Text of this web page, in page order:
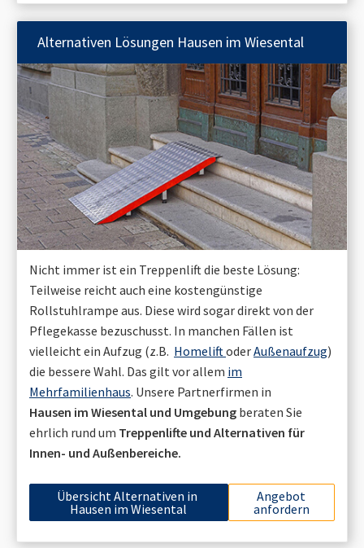
Alternativen Lösungen Hausen im Wiesental
Nicht immer ist ein Treppenlift die beste Lösung:
Teilweise reicht auch eine kostengünstige
Rollstuhlrampe aus. Diese wird sogar direkt von der
Pflegekasse bezuschusst. In manchen Fällen ist
vielleicht ein Aufzug (z.B. HomeliftoderAußenaufzug)
die bessere Wahl. Das gilt vor allem im
Mehrfamilienhaus. Unsere Partnerfirmen in
Hausen im Wiesental und Umgebung beraten Sie
ehrlich rund um Treppenlifte und Alternativen für
Innen- und Außenbereiche.
Übersicht Alternativen in
Hausen im Wiesental
Angebot
anfordern